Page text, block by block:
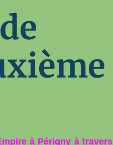
à Périgny à travers